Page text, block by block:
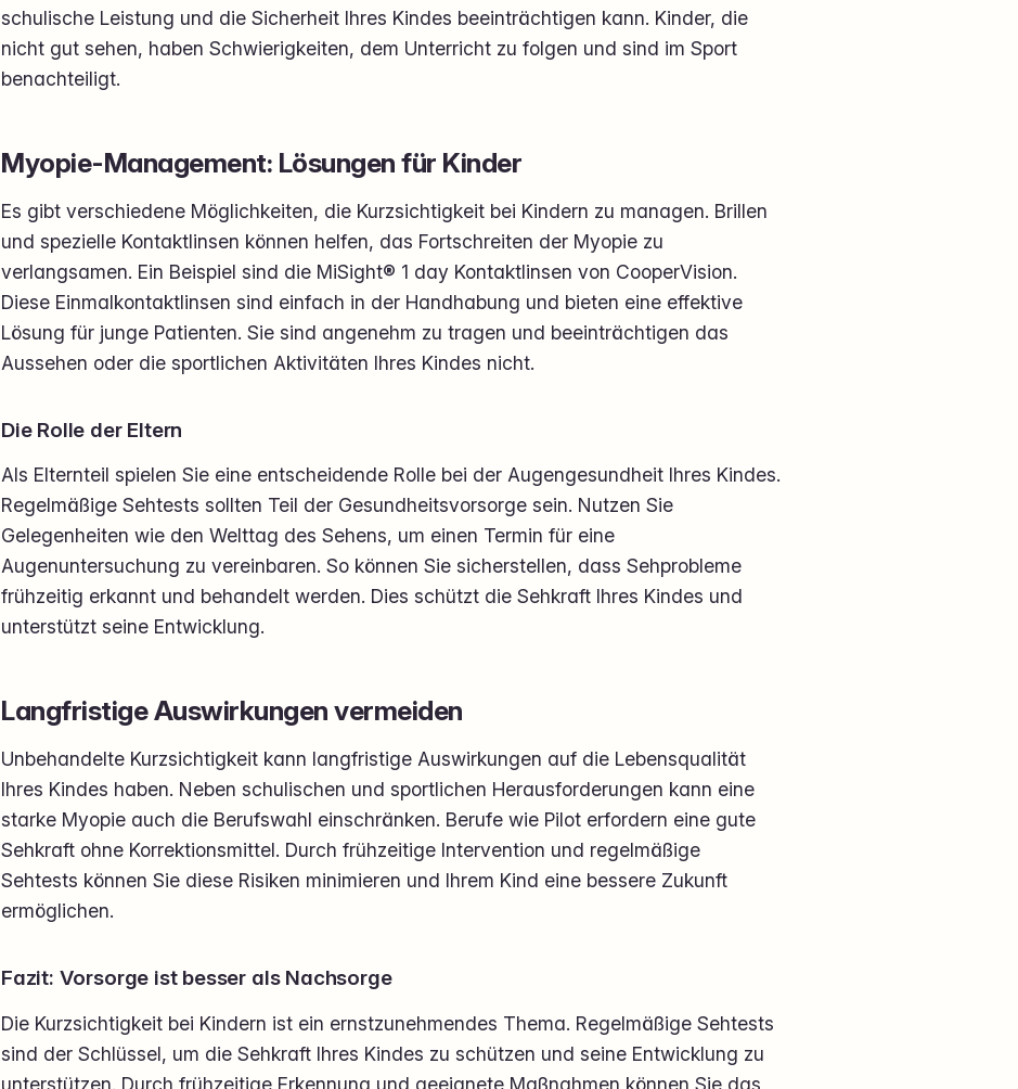
schulische Leistung und die Sicherheit Ihres Kindes beeinträchtigen kann. Kinder, die
nicht gut sehen, haben Schwierigkeiten, dem Unterricht zu folgen und sind im Sport
benachteiligt.
Myopie-Management: Lösungen für Kinder
Es gibt verschiedene Möglichkeiten, die Kurzsichtigkeit bei Kindern zu managen. Brillen
und spezielle Kontaktlinsen können helfen, das Fortschreiten der Myopie zu
verlangsamen. Ein Beispiel sind die MiSight® 1 day Kontaktlinsen von CooperVision.
Diese Einmalkontaktlinsen sind einfach in der Handhabung und bieten eine effektive
Lösung für junge Patienten. Sie sind angenehm zu tragen und beeinträchtigen das
Aussehen oder die sportlichen Aktivitäten Ihres Kindes nicht.
Die Rolle der Eltern
Als Elternteil spielen Sie eine entscheidende Rolle bei der Augengesundheit Ihres Kindes.
Regelmäßige Sehtests sollten Teil der Gesundheitsvorsorge sein. Nutzen Sie
Gelegenheiten wie den Welttag des Sehens, um einen Termin für eine
Augenuntersuchung zu vereinbaren. So können Sie sicherstellen, dass Sehprobleme
frühzeitig erkannt und behandelt werden. Dies schützt die Sehkraft Ihres Kindes und
unterstützt seine Entwicklung.
Langfristige Auswirkungen vermeiden
Unbehandelte Kurzsichtigkeit kann langfristige Auswirkungen auf die Lebensqualität
Ihres Kindes haben. Neben schulischen und sportlichen Herausforderungen kann eine
starke Myopie auch die Berufswahl einschränken. Berufe wie Pilot erfordern eine gute
Sehkraft ohne Korrektionsmittel. Durch frühzeitige Intervention und regelmäßige
Sehtests können Sie diese Risiken minimieren und Ihrem Kind eine bessere Zukunft
ermöglichen.
Fazit: Vorsorge ist besser als Nachsorge
Die Kurzsichtigkeit bei Kindern ist ein ernstzunehmendes Thema. Regelmäßige Sehtests
sind der Schlüssel, um die Sehkraft Ihres Kindes zu schützen und seine Entwicklung zu
unterstützen. Durch frühzeitige Erkennung und geeignete Maßnahmen können Sie das